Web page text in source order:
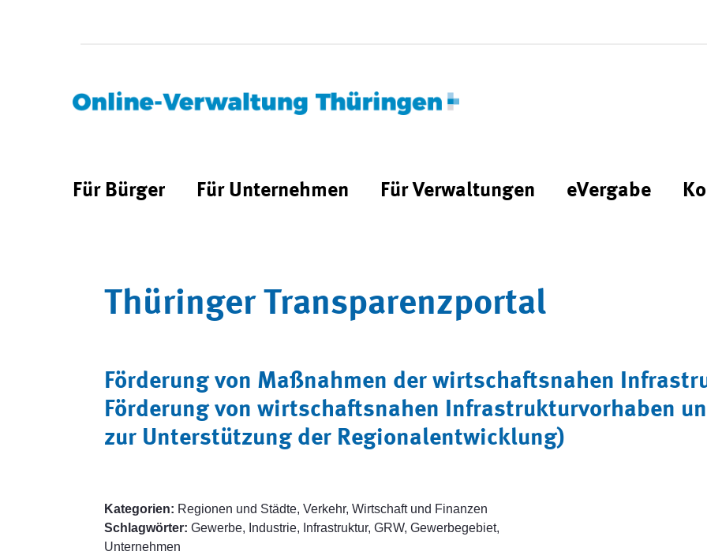
Für Bürger Für Unternehmen Für Verwaltungen eVergabe
Thüringer Transparenzportal
Förderung von Maßnahmen der wirtschaftsnahen
Förderung von wirtschaftsnahen Infrastrukturvorhaben
zur Unterstützung der Regionalentwicklung)
Kategorien: Regionen und Städte, Verkehr, Wirtschaft und Finanzen
Schlagwörter: Gewerbe, Industrie, Infrastruktur, GRW, Gewerbegebiet,
Unternehmen